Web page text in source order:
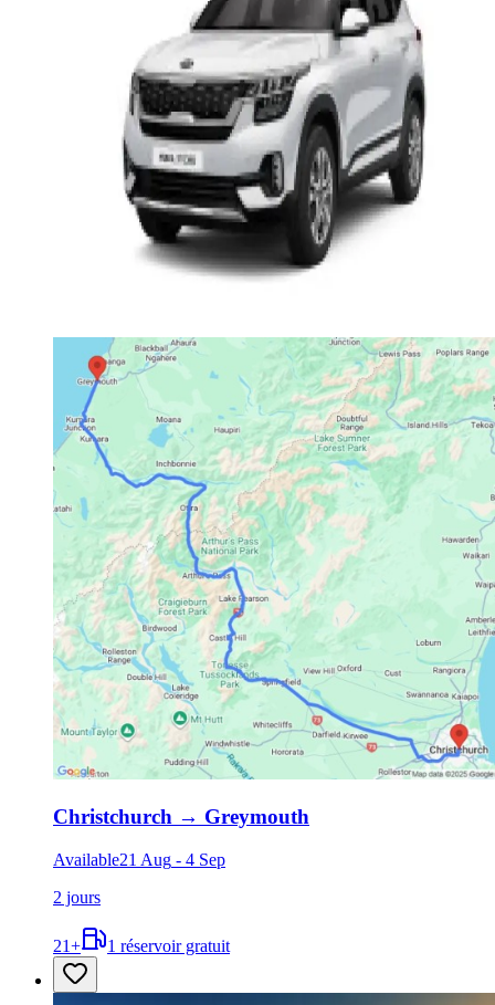
Christchurch → Greymouth
Available21 Aug - 4 Sep
2 jours
21+ 1 réservoir gratuit